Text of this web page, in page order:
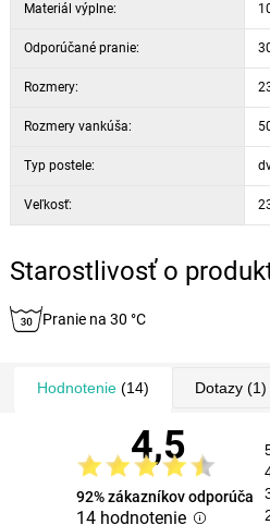
Materiál výplne:
Odporúčané pranie:
Rozmery:
Rozmery vankúša:
Typ postele:
Veľkosť:
Starostlivosť o
Pranie na 30 °C
Hodnotenie(14) Dotazy(1)
4,5
92% zákazníkov odporúča
14 hodnotenie